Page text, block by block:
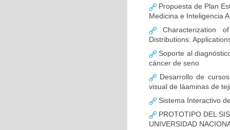
Propuesta de Plan
Medicina e Inteligencia
Characterization
Distributions:
Soporte al
cáncer de seno
Desarrollo de
visual de láaminas de
Sistema Interactivo
PROTOTIPO DEL
UNIVERSIDAD